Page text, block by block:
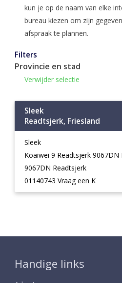
kun je op de naam van elke
bureau kiezen om zijn
afspraak te plannen.
Filters
Provincie en stad
Verwijder selectie
Sleek
Readtsjerk, Friesland
Sleek
Koaiwei 9 Readtsjerk 9067DN
9067DN Readtsjerk
01140743 Vraag een K
Handige links